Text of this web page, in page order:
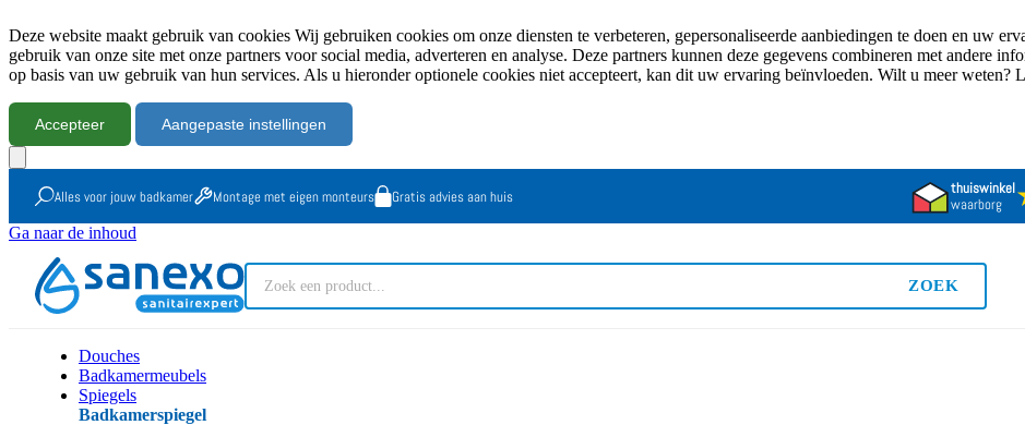
Deze website maakt gebruik van cookies Wij gebruiken cookies om onze diensten te verbeteren, gepersonaliseerde aanbiedingen te doen en uw
gebruik van onze site met onze partners voor social media, adverteren en analyse. Deze partners kunnen deze gegevens combineren met andere
op basis van uw gebruik van hun services. Als u hieronder optionele cookies niet accepteert, kan dit uw ervaring beïnvloeden. Wilt u meer weten?
Accepteer Aangepaste instellingen
Alles voor jouw badkamer Montage met eigen monteurs Gratis advies aan huis
thuiswinkel
waarborg
Ga naar de inhoud
ZOEK
Douches
Badkamermeubels
Spiegels
Badkamerspiegel